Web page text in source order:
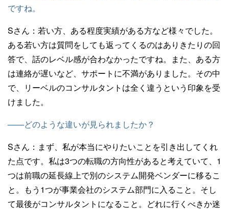
ですね。
Sさん： 若い方、ある程度実績がある方など様々でした。
ある若い方は質問をしても返ってくるのはありきたりの回
答で、話のレベル感が合わなかったですね。また、ある方
は連絡が遅いなど、サポートに不満がありました。その中
で、リーベルのコンサルタントは全く違うという印象を受
けました。
——どのような違いが見られましたか？
Sさん： まず、私が本当にやりたいことを引き出してくれ
た点です。私は3つの転職の方向性があると考えていて、1
つは前職の延長線上で別のシステム開発ベンダーに移るこ
と。もう1つが事業会社のシステム部門に入ること。そし
て最後がコンサルタントになること。どれに行くべきか迷